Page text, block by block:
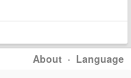
About · Language